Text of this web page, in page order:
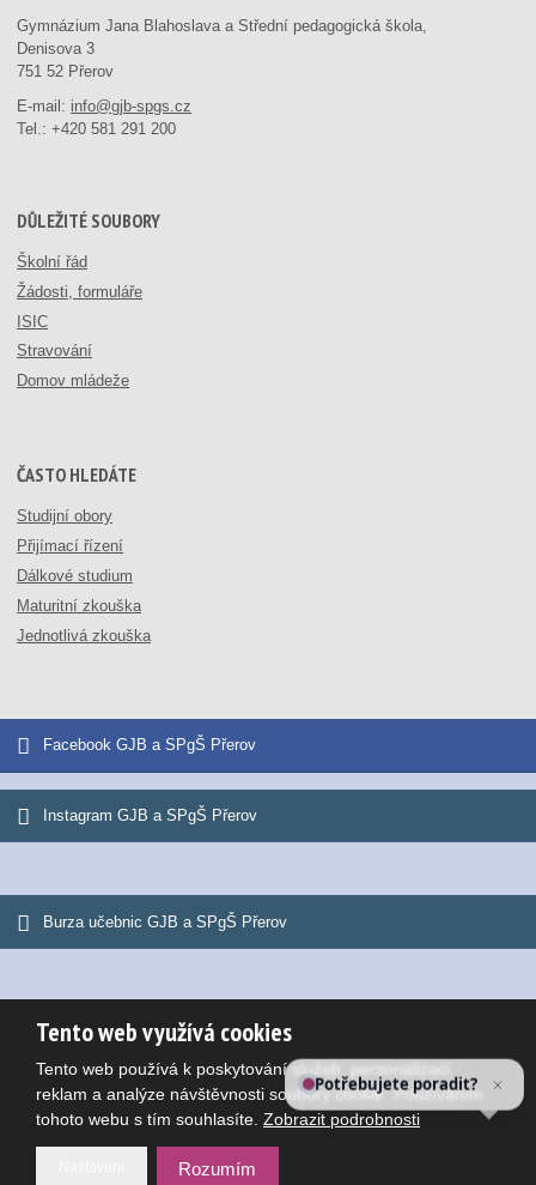
Gymnázium Jana Blahoslava a Střední pedagogická škola,
Denisova 3
751 52 Přerov
E-mail: info@gjb-spgs.cz
Tel.:+420 581 291 200
DŮLEŽITÉ SOUBORY
Školní řád
Žádosti, formuláře
ISIC
Stravování
Domov mládeže
ČASTO HLEDÁTE
Studijní obory
Přijímací řízení
Dálkové studium
Maturitní zkouška
Jednotlivá zkouška
Facebook GJB a SPgŠ Přerov
Instagram GJB a SPgŠ Přerov
Burza učebnic GJB a SPgŠ Přerov
Mapa stránek |Podmínky použití
VYROBILA
Tento web využívá cookies
Tento web používá k poskytování služeb, personalizaci
reklam a analýze návštěvnosti soubory cookie. Používáním
tohoto webu s tím souhlasíte. Zobrazit podrobnosti
Rozumím
Potřebujete poradit?